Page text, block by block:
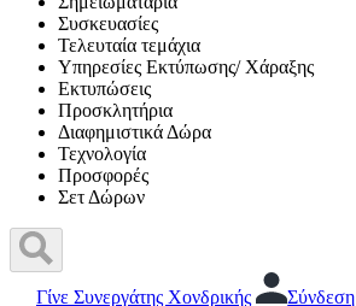
Συσκευασίες
Τελευταία τεμάχια
Υπηρεσίες Εκτύπωσης/ Χάραξης
Εκτυπώσεις
Προσκλητήρια
Διαφημιστικά Δώρα
Τεχνολογία
Προσφορές
Σετ Δώρων
Γίνε Συνεργάτης Χονδρικής Σύνδεση